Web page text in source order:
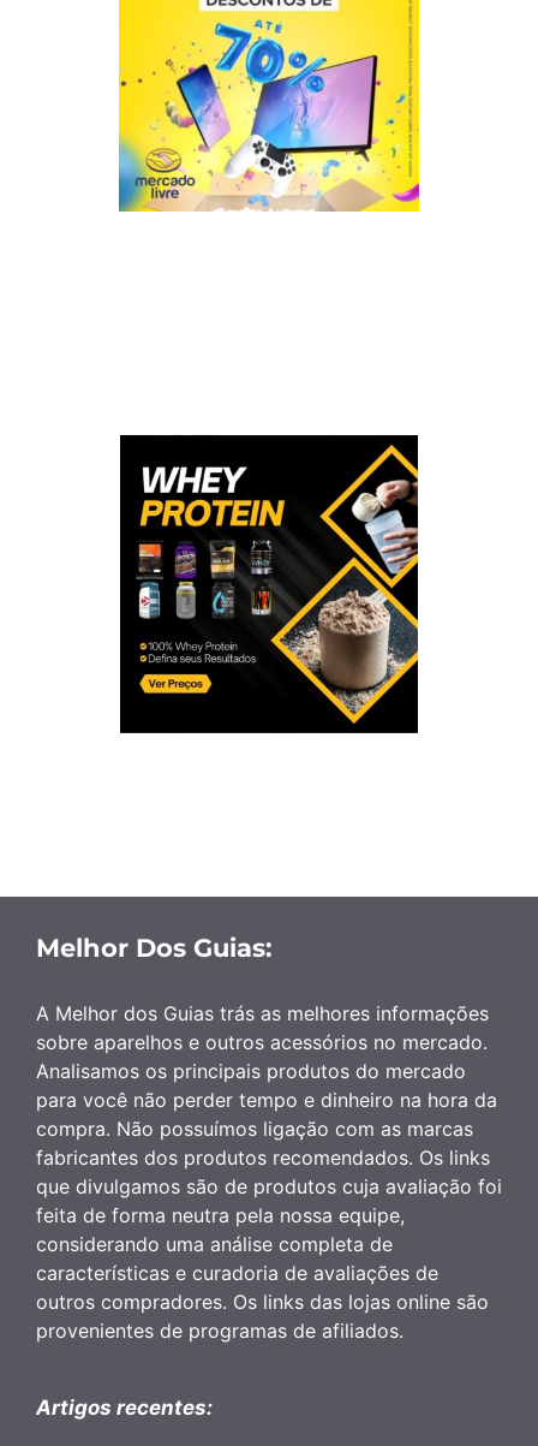
Melhor Dos Guias:
A Melhor dos Guias trás as melhores informações
sobre aparelhos e outros acessórios no mercado.
Analisamos os principais produtos do mercado
para você não perder tempo e dinheiro na hora da
compra. Não possuímos ligação com as marcas
fabricantes dos produtos recomendados. Os links
que divulgamos são de produtos cuja avaliação foi
feita de forma neutra pela nossa equipe,
considerando uma análise completa de
características e curadoria de avaliações de
outros compradores. Os links das lojas online são
provenientes de programas de afiliados.
Artigos recentes: